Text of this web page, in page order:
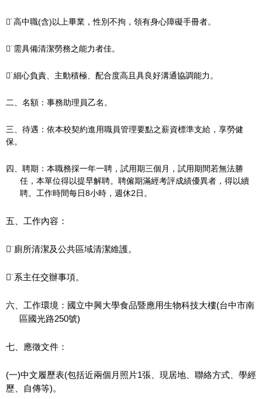
˙高中職(含)以上畢業，性別不拘，領有身心障礙手冊者。
˙需具備清潔勞務之能力者佳。
˙細心負責、主動積極、配合度高且具良好溝通協調能力。
二、名額：事務助理員乙名。
三、待遇：依本校契約進用職員管理要點之薪資標準支給，享勞健
保。
四、聘期：本職務採一年一聘，試用期三個月，試用期間若無法勝
任，本單位得以提早解聘。聘僱期滿經考評成績優異者，得以續
聘。工作時間每日8小時，週休2日。
五、工作內容：
˙廁所清潔及公共區域清潔維護。
˙系主任交辦事項。
六、工作環境：國立中興大學食品暨應用生物科技大樓(台中市南
區國光路250號)
七、應徵文件：
(一)中文履歷表(包括近兩個月照片1張、現居地、聯絡方式、學經
歷、自傳等)。